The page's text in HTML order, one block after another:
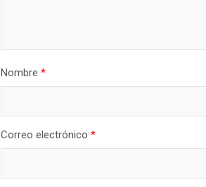
Nombre *
Correo electrónico *